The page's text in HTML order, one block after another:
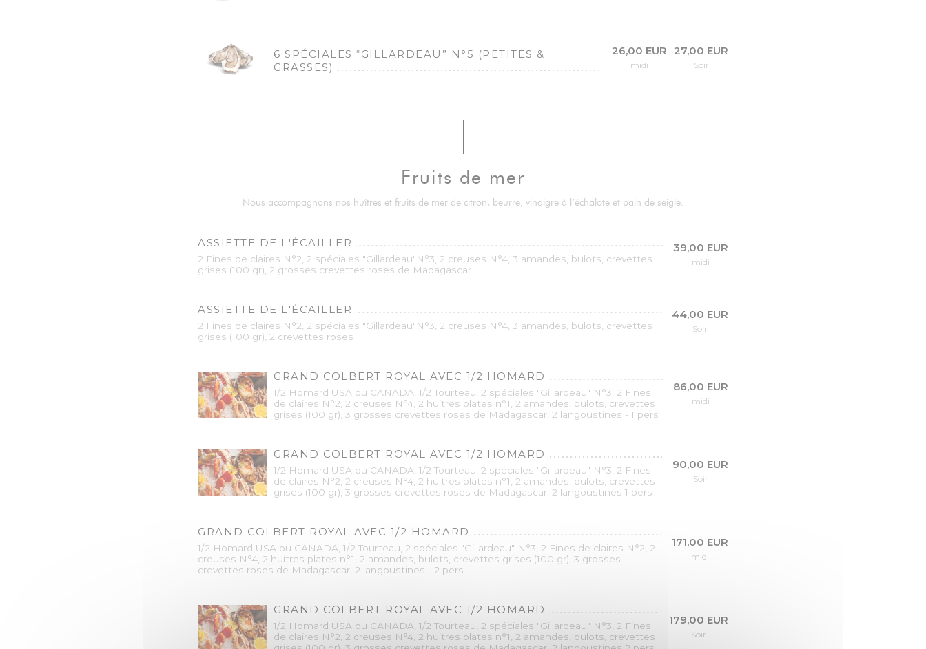
6 SPÉCIALES “GILLARDEAU” N°5 (PETITES &
GRASSES)
26,00 EUR
midi
27,00 EUR
Soir
Fruits de mer
Nous accompagnons nos huîtres et fruits de mer de citron, beurre, vinaigre à l’échalote et pain de seigle.
ASSIETTE DE L'ÉCAILLER
2 Fines de claires N°2, 2 spéciales "Gillardeau"N°3, 2 creuses N°4, 3 amandes, bulots, crevettes
grises (100 gr), 2 grosses crevettes roses de Madagascar
39,00 EUR
midi
ASSIETTE DE L'ÉCAILLER
2 Fines de claires N°2, 2 spéciales "Gillardeau"N°3, 2 creuses N°4, 3 amandes, bulots, crevettes
grises (100 gr), 2 crevettes roses
44,00 EUR
Soir
GRAND COLBERT ROYAL AVEC 1/2 HOMARD
1/2 Homard USA ou CANADA, 1/2 Tourteau, 2 spéciales "Gillardeau" N°3, 2 Fines
de claires N°2, 2 creuses N°4, 2 huitres plates n°1, 2 amandes, bulots, crevettes
grises (100 gr), 3 grosses crevettes roses de Madagascar, 2 langoustines - 1 pers
86,00 EUR
midi
GRAND COLBERT ROYAL AVEC 1/2 HOMARD
1/2 Homard USA ou CANADA, 1/2 Tourteau, 2 spéciales "Gillardeau" N°3, 2 Fines
de claires N°2, 2 creuses N°4, 2 huitres plates n°1, 2 amandes, bulots, crevettes
grises (100 gr), 3 grosses crevettes roses de Madagascar, 2 langoustines 1 pers
90,00 EUR
Soir
GRAND COLBERT ROYAL AVEC 1/2 HOMARD
1/2 Homard USA ou CANADA, 1/2 Tourteau, 2 spéciales "Gillardeau" N°3, 2 Fines de claires N°2, 2
creuses N°4, 2 huitres plates n°1, 2 amandes, bulots, crevettes grises (100 gr), 3 grosses
crevettes roses de Madagascar, 2 langoustines - 2 pers
171,00 EUR
midi
GRAND COLBERT ROYAL AVEC 1/2 HOMARD
1/2 Homard USA ou CANADA, 1/2 Tourteau, 2 spéciales "Gillardeau" N°3, 2 Fines
de claires N°2, 2 creuses N°4, 2 huitres plates n°1, 2 amandes, bulots, crevettes
179,00 EUR
Soir